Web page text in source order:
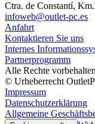
Ctra. de Constantí,
infoweb@outlet-pc.es
Anfahrt
Kontaktieren Sie uns
Internes
Partnerprogramm
Alle Rechte vorbehalten
© Urheberrecht
Impressum
Datenschutzerklärung
Allgemeine